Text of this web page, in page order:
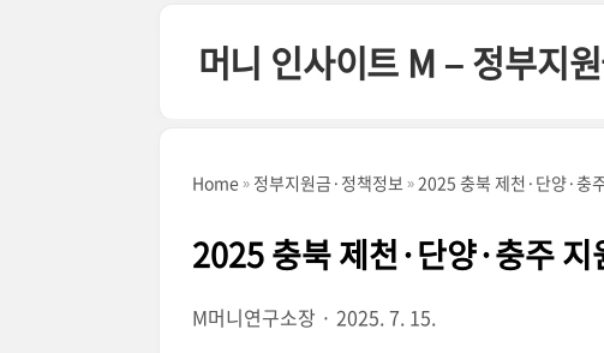
머니 인사이트 M – 정부지
Home 정부지원금·정책정보 2025 충북 제천·단양·충
2025 충북 제천·단양·충주
M머니연구소장 2025. 7. 15.